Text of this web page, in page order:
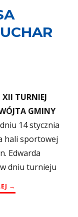
XII TURNIEJ
GMINY
14 stycznia
hali sportowej
Edwarda
dniu turnieju
„XII TURNIEJ